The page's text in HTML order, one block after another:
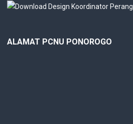
ALAMAT PCNU PONOROGO